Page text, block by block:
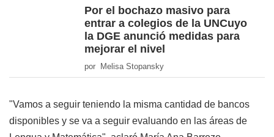
Por el bochazo masivo para
entrar a colegios de la UNCuyo
la DGE anunció medidas para
mejorar el nivel
por Melisa Stopansky
"Vamos a seguir teniendo la misma cantidad de bancos
disponibles y se va a seguir evaluando en las áreas de